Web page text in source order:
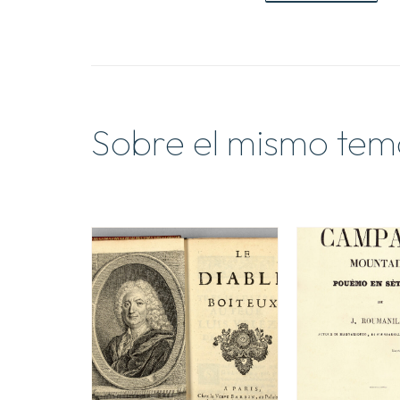
Sobre el mismo